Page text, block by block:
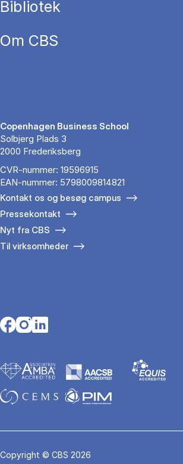
Bibliotek
Om CBS
Copenhagen Business School
Solbjerg Plads 3
2000 Frederiksberg
CVR-nummer: 19596915
EAN-nummer: 5798009814821
Kontakt os og besøg campus
Pressekontakt
Nyt fra CBS
Til virksomheder
Opens in a new tab
Opens in a new tab
Opens in a new tab
Copyright © CBS 2026